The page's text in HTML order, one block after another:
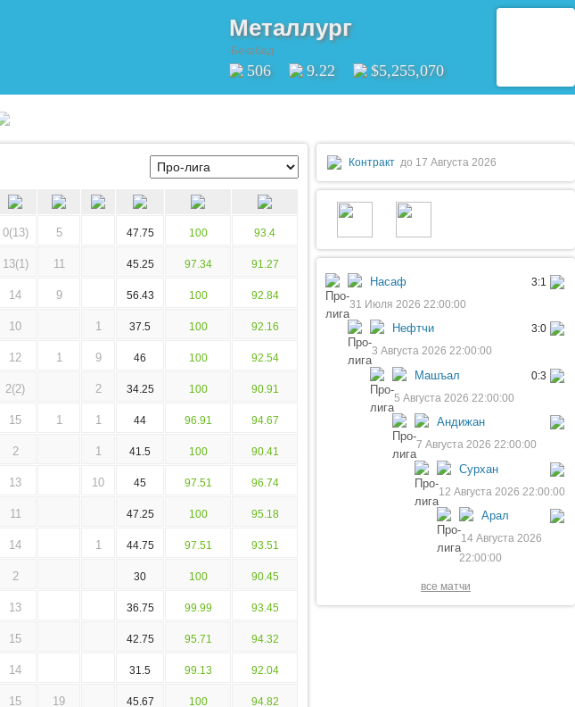
Металлург
Бекабад
506 9.22 $5,255,070
0(13) 5 47.75 100 93.4
13(1) 11 45.25 97.34 91.27
14 9 56.43 100 92.84
10 1 37.5 100 92.16
12 1 9 46 100 92.54
2(2) 2 34.25 100 90.91
15 1 1 44 96.91 94.67
2 1 41.5 100 90.41
13 10 45 97.51 96.74
11 47.25 100 95.18
14 1 44.75 97.51 93.51
2 30 100 90.45
13 36.75 99.99 93.45
15 42.75 95.71 94.32
14 31.5 99.13 92.04
15 19 45.67 100 94.82
Контракт до 17 Августа 2026
Насаф 3:1
31 Июля 2026 22:00:00
Нефтчи 3:0
3 Августа 2026 22:00:00
Машъал 0:3
5 Августа 2026 22:00:00
Андижан
7 Августа 2026 22:00:00
Сурхан
12 Августа 2026 22:00:00
Арал
14 Августа 2026
22:00:00
все матчи